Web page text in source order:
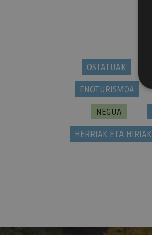
OSTATUAK
ENOTURISMOA
NEGUA
HERRIAK ETA HIRIAK